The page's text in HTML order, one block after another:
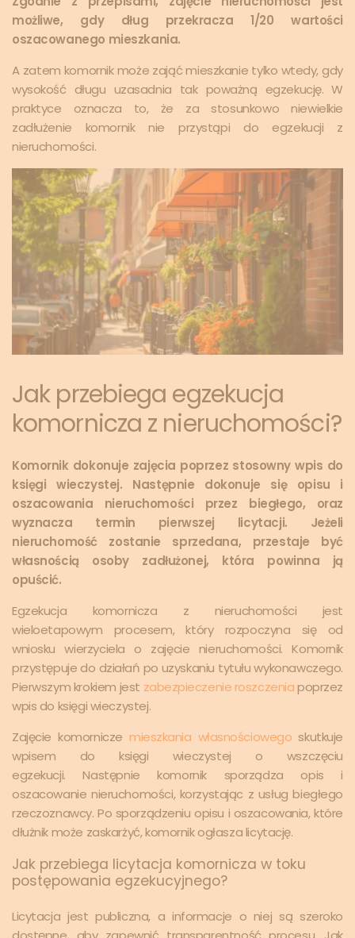
możliwe, gdy dług przekracza 1/20 wartości
oszacowanego mieszkania.
A zatem komornik może zająć mieszkanie tylko wtedy, gdy
wysokość długu uzasadnia tak poważną egzekucję. W
praktyce oznacza to, że za stosunkowo niewielkie
zadłużenie komornik nie przystąpi do egzekucji z
nieruchomości.
Jak przebiega egzekucja
komornicza z nieruchomości?
Komornik dokonuje zajęcia poprzez stosowny wpis do
księgi wieczystej. Następnie dokonuje się opisu i
oszacowania nieruchomości przez biegłego, oraz
wyznacza termin pierwszej licytacji. Jeżeli
nieruchomość zostanie sprzedana, przestaje być
własnością osoby zadłużonej, która powinna ją
opuścić.
Egzekucja komornicza z nieruchomości jest
wieloetapowym procesem, który rozpoczyna się od
wniosku wierzyciela o zajęcie nieruchomości. Komornik
przystępuje do działań po uzyskaniu tytułu wykonawczego.
Pierwszym krokiem jest zabezpieczenie roszczenia poprzez
wpis do księgi wieczystej.
Zajęcie komorniczemieszkania własnościowego skutkuje
wpisem do księgi wieczystej o wszczęciu
egzekucji. Następnie komornik sporządza opis i
oszacowanie nieruchomości, korzystając z usług biegłego
rzeczoznawcy. Po sporządzeniu opisu i oszacowania, które
dłużnik może zaskarżyć, komornik ogłasza licytację.
Jak przebiega licytacja komornicza w toku
postępowania egzekucyjnego?
Licytacja jest publiczna, a informacje o niej są szeroko